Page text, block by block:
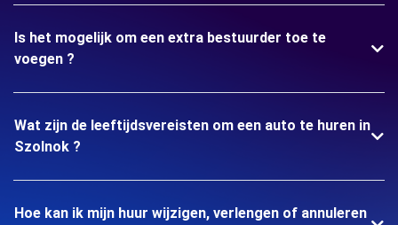
Is het mogelijk om een extra bestuurder toe te
voegen ?
Wat zijn de leeftijdsvereisten om een auto te huren in
Szolnok ?
Hoe kan ik mijn huur wijzigen, verlengen of annuleren